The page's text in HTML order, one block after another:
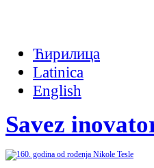
Ћирилица
Latinica
English
Savez